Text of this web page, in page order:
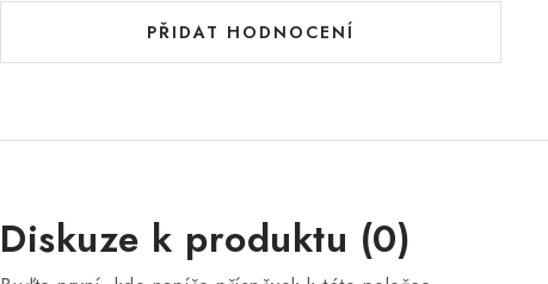
PŘIDAT HODNOCENÍ
Diskuze k produktu (0)